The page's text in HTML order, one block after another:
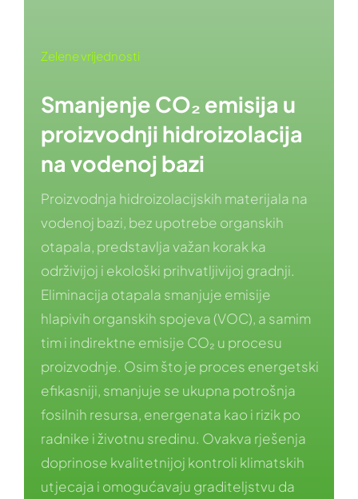
Zelene vrijednosti
Smanjenje CO₂ emisija u
proizvodnji hidroizolacija
na vodenoj bazi
Proizvodnja hidroizolacijskih materijala na
vodenoj bazi, bez upotrebe organskih
otapala, predstavlja važan korak ka
održivijoj i ekološki prihvatljivijoj gradnji.
Eliminacija otapala smanjuje emisije
hlapivih organskih spojeva (VOC), a samim
tim i indirektne emisije CO₂ u procesu
proizvodnje. Osim što je proces energetski
efikasniji, smanjuje se ukupna potrošnja
fosilnih resursa, energenata kao i rizik po
radnike i životnu sredinu. Ovakva rješenja
doprinose kvalitetnijoj kontroli klimatskih
utjecaja i omogućavaju graditeljstvu da